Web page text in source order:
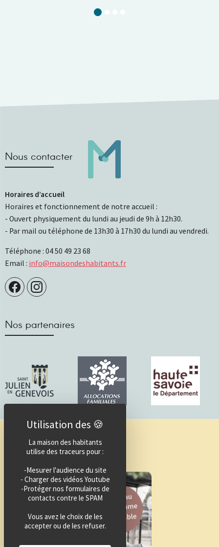
Nous contacter
Horaires d’accueil
Horaires et fonctionnement de notre accueil :
- Ouvert physiquement du lundi au jeudi de 9h à 12h30.
- Par mail ou téléphone de 13h30 à 17h30 du lundi au vendredi.
Téléphone : 04 50 49 23 68
Email : info@maisondeshabitants.fr
Nos partenaires
Guide des activités
La maison des habitants
utilise des traceurs pour :
-Mesurer l'audience du site
- Charger des vidéos Youtube
-Protéger nos formulaires de
contacts contre le SPAM
Vous avez le choix de les
accepter ou de les refuser.